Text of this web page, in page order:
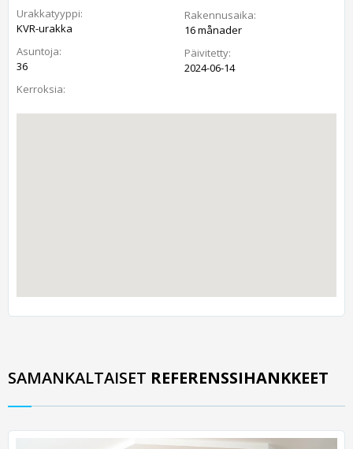
Urakkatyyppi:
KVR-urakka
Asuntoja:
36
Kerroksia:
Rakennusaika:
16 månader
Päivitetty:
2024-06-14
SAMANKALTAISET REFERENSSIHANKKEET